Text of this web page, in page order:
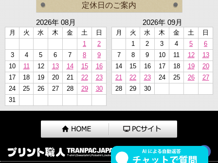
定休日のご案内
2026年 08月
月 火 水 木 金 土
日
1
2
3
4 5 6 7 8
9
10
11 12 13 14 15
16
17
18 19 20 21 22
23
24
25 26 27 28 29
30
31
2026年 09月
月 火 水 木 金 土
日
1
2 3 4 5
6
7
8 9 10 11 12
13
14
15 16 17 18 19
20
21
22 23 24 25 26
27
28
29 30